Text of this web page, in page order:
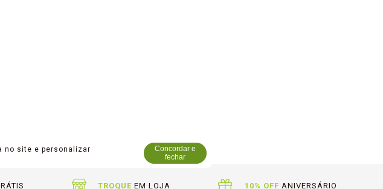
TROQUEEM LOJA 10% OFF ANIVERSÁRIO
no site e personalizar
Concordar e
fechar